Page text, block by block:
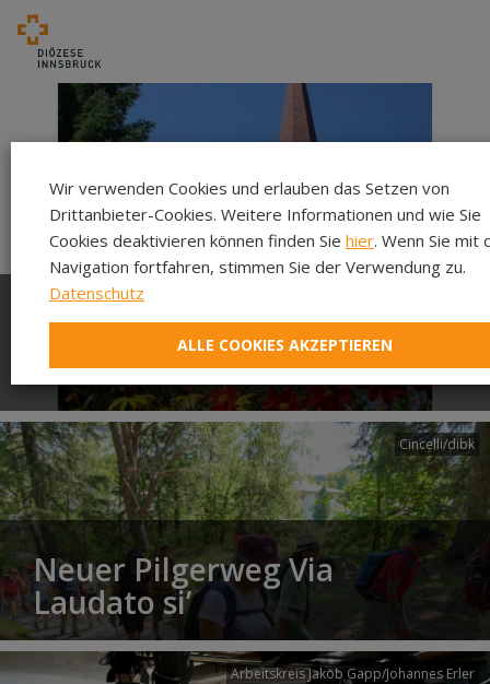
Herzlich willkommen in
unserer Pfarre!
Cincelli/dibk
Neuer Pilgerweg Via
Laudato si’
Arbeitskreis Jakob Gapp/Johannes Erler
Wir verwenden Cookies und erlauben das Setzen von
Drittanbieter-Cookies. Weitere Informationen und wie Sie
Cookies deaktivieren können finden Sie hier. Wenn Sie mit
Navigation fortfahren, stimmen Sie der Verwendung zu.
Datenschutz
ALLE COOKIES AKZEPTIEREN